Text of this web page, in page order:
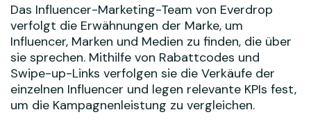
Das Influencer-Marketing-Team von Everdrop
verfolgt die Erwähnungen der Marke, um
Influencer, Marken und Medien zu finden, die über
sie sprechen. Mithilfe von Rabattcodes und
Swipe-up-Links verfolgen sie die Verkäufe der
einzelnen Influencer und legen relevante KPIs fest,
um die Kampagnenleistung zu vergleichen.